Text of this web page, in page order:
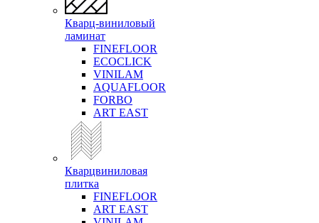
Кварц-виниловый
ламинат
FINEFLOOR
ECOCLICK
VINILAM
AQUAFLOOR
FORBO
ART EAST
Кварцвиниловая
плитка
FINEFLOOR
ART EAST